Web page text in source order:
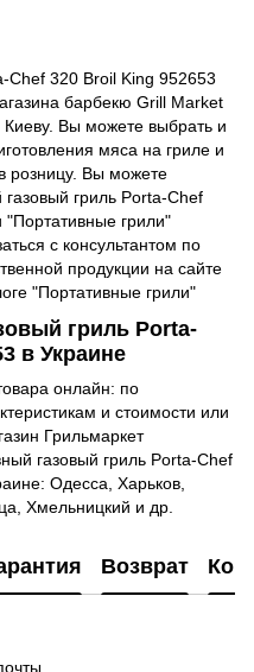
Chef 320 Broil King 952653
барбекю Grill Market
Вы можете выбрать и
мяса на гриле и
розницу. Вы можете
газовый гриль Porta-Chef
"Портативные грили"
с консультантом по
продукции на сайте
"Портативные грили"
гриль Porta-
в Украине
онлайн: по
и стоимости или
Грильмаркет
газовый гриль Porta-Chef
Одесса, Харьков,
Хмельницкий и др.
Возврат